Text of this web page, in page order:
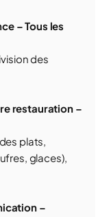
– Tous les
des
restauration –
plats,
glaces),
–